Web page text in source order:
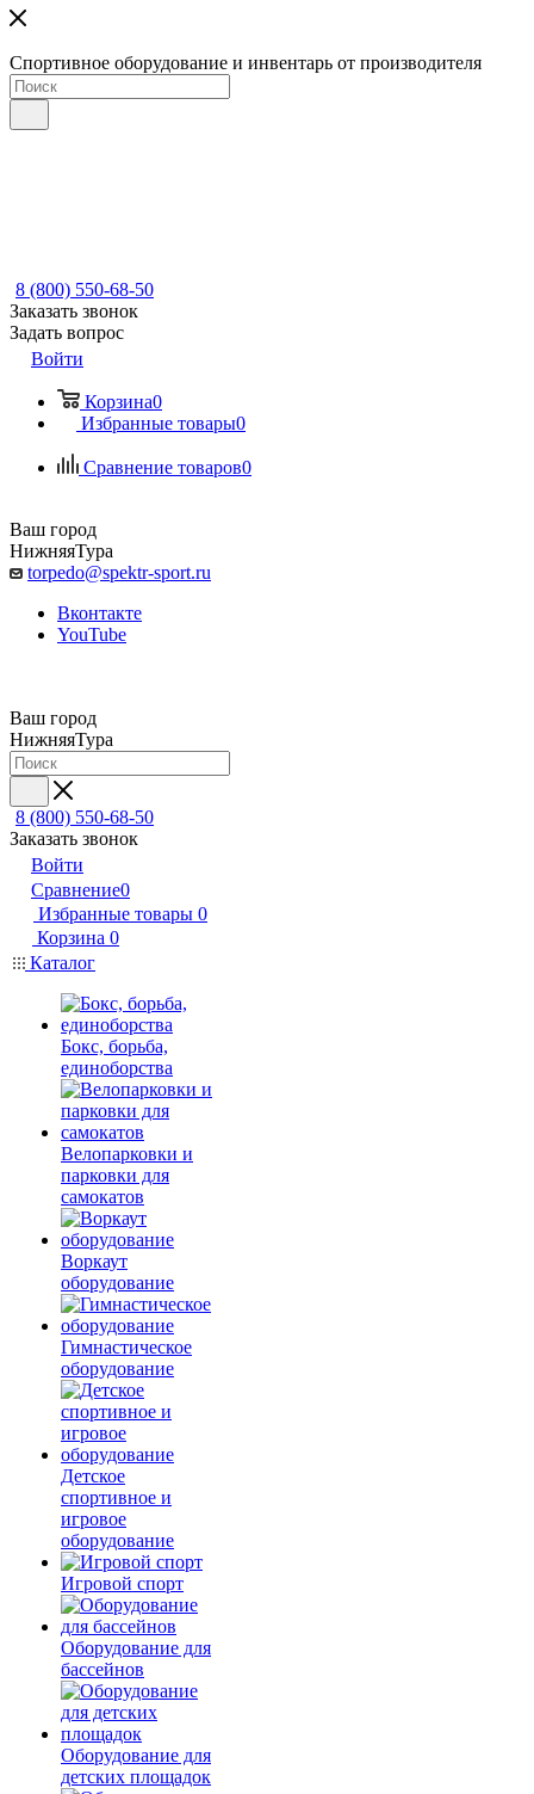
Спортивное оборудование и инвентарь от производителя
8 (800) 550-68-50
Заказать звонок
Задать вопрос
Войти
Корзина0
Избранные товары0
Сравнение товаров0
Ваш город
НижняяТура
torpedo@spektr-sport.ru
Вконтакте
YouTube
Ваш город
НижняяТура
8 (800) 550-68-50
Заказать звонок
Войти
Сравнение0
Избранные товары 0
Корзина 0
Каталог
Бокс, борьба,
единоборства
Велопарковки и
парковки для
самокатов
Воркаут
оборудование
Гимнастическое
оборудование
Детское
спортивное и
игровое
оборудование
Игровой спорт
Оборудование для
бассейнов
Оборудование для
детских площадок